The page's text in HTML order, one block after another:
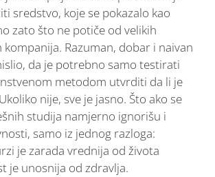
sredstvo, koje se pokazalo kao
zato što ne potiče od velikih
Razuman, dobar i naivan
da je potrebno samo testirati
metodom utvrditi da li je
nije, sve je jasno. Što ako se
studija namjerno ignorišu i
samo iz jednog razloga:
je zarada vrednija od života
je unosnija od zdravlja.